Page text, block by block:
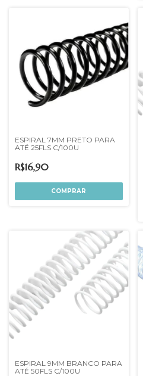
ESPIRAL 7MM PRETO PARA
ATÉ 25FLS C/100U
R$16,90
ESPIRAL 9MM BRANCO PARA
ATÉ 50FLS C/100U